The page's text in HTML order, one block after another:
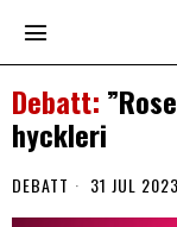
hyckleri
DEBATT 31 JUL 2023